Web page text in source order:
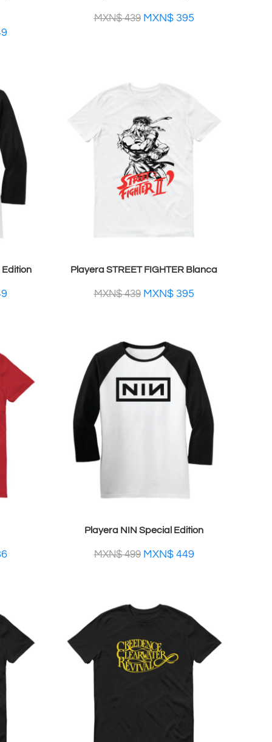
MXN$439 MXN$395
Edition Playera STREET FIGHTER Blanca
MXN$439 MXN$395
Playera NIN Special Edition
MXN$499 MXN$449